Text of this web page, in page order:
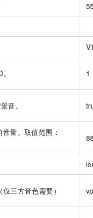
1
音。
量。取值范围：
88
三方音色需要）